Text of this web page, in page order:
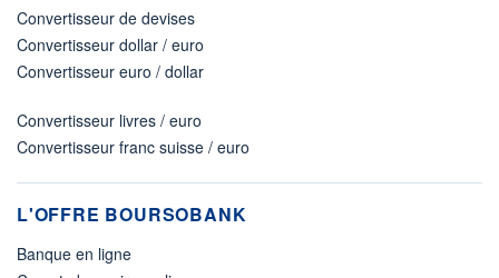
Convertisseur de devises
Convertisseur dollar / euro
Convertisseur euro / dollar
Convertisseur livres / euro
Convertisseur franc suisse / euro
L'OFFRE BOURSOBANK
Banque en ligne